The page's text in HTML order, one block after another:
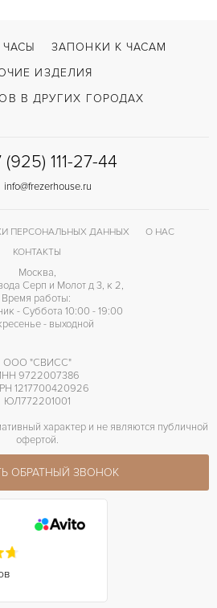
Двойной сложности застежка
ЗАПОНКИ К ЧАСАМ
ИЗДЕЛИЯ
В ДРУГИХ ГОРОДАХ
(925) 111-27-44
info@frezerhouse.ru
ПЕРСОНАЛЬНЫХ ДАННЫХ
О НАС
КОНТАКТЫ
Москва,
Серп и Молот д 3, к 2,
Время работы:
- Суббота 10:00 - 19:00
- выходной
ООО "СВИСС"
9722007386
1217700420926
ЮЛ772201001
характер и не являются публичной
офертой.
ОБРАТНЫЙ ЗВОНОК